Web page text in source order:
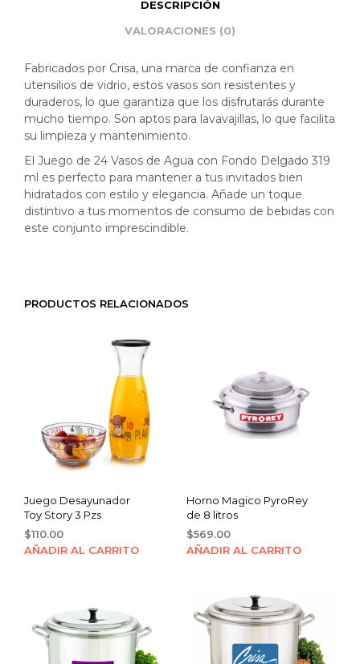
DESCRIPCIÓN
VALORACIONES (0)
Fabricados por Crisa, una marca de confianza en
utensilios de vidrio, estos vasos son resistentes y
duraderos, lo que garantiza que los disfrutarás durante
mucho tiempo. Son aptos para lavavajillas, lo que facilita
su limpieza y mantenimiento.
El Juego de 24 Vasos de Agua con Fondo Delgado 319
ml es perfecto para mantener a tus invitados bien
hidratados con estilo y elegancia. Añade un toque
distintivo a tus momentos de consumo de bebidas con
este conjunto imprescindible.
PRODUCTOS RELACIONADOS
Juego Desayunador
Toy Story 3 Pzs
$110.00
AÑADIR AL CARRITO
Horno Magico PyroRey
de 8 litros
$569.00
AÑADIR AL CARRITO